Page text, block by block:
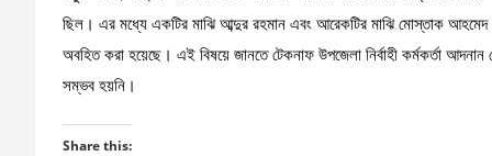
ছিল। এর মধ্যে একটির মাঝি আব্দুর রহমান এবং আরেকটির মাঝি মোস্তাক আহমেদ।
অবহিত করা হয়েছে। এই বিষয়ে জানতে টেকনাফ উপজেলা নির্বাহী কর্মকর্তা
সম্ভব হয়নি।
Share this: